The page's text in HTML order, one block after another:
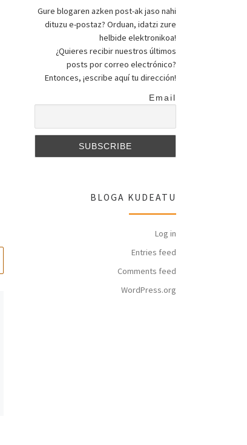
Gure blogaren azken post-ak jaso nahi
dituzu e-postaz? Orduan, idatzi zure
helbide elektronikoa!
¿Quieres recibir nuestros últimos
posts por correo electrónico?
Entonces, ¡escribe aquí tu dirección!
Email
BLOGA KUDEATU
Log in
Entries feed
Comments feed
WordPress.org